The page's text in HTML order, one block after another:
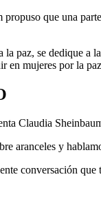
que una
paz, se dedique
mujeres por la
Claudia
aranceles y
conversación